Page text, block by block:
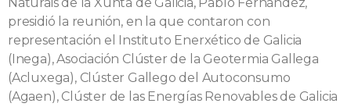
presidió la reunión, en la que contaron con
representación el Instituto Enerxético de Galicia
(Inega), Asociación Clúster de la Geotermia Gallega
(Acluxega), Clúster Gallego del Autoconsumo
(Agaen), Clúster de las Energías Renovables de Galicia